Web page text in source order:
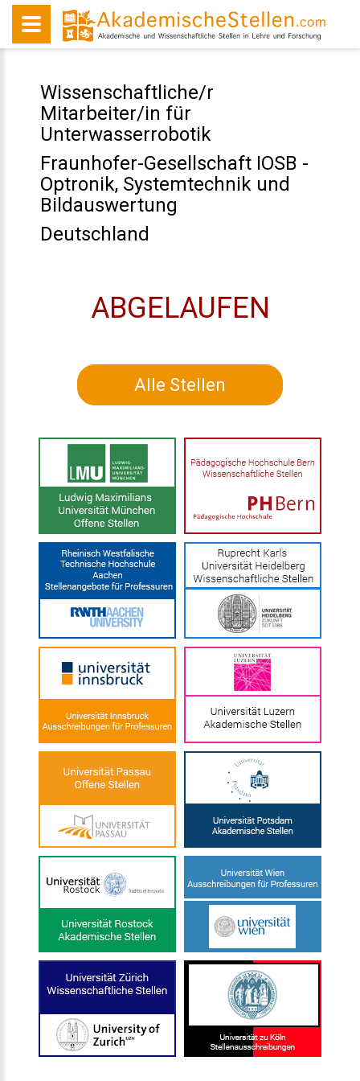
Wissenschaftliche/r
Mitarbeiter/in für
Unterwasserrobotik
Fraunhofer-Gesellschaft IOSB -
Optronik, Systemtechnik und
Bildauswertung
Deutschland
ABGELAUFEN
Alle Stellen